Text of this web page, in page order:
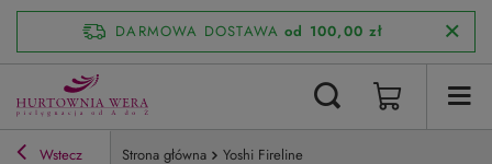
DARMOWA DOSTAWA od 100,00 zł
Wstecz Strona główna Yoshi Fireline